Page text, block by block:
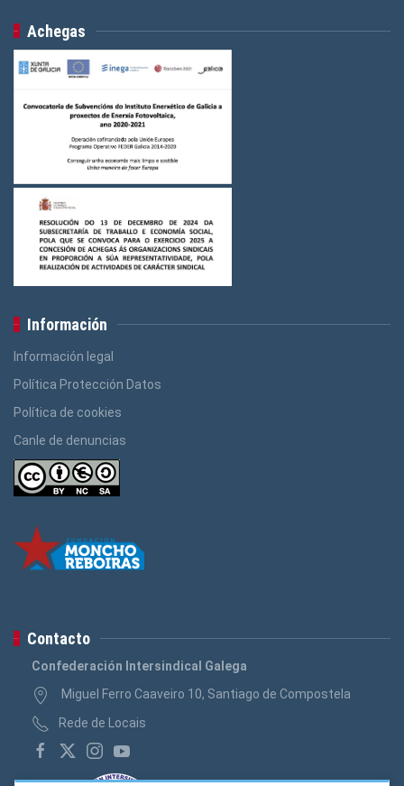
Achegas
Información
Información legal
Política Protección Datos
Política de cookies
Canle de denuncias
Contacto
Confederación Intersindical Galega
Miguel Ferro Caaveiro 10, Santiago de Compostela
Rede de Locais